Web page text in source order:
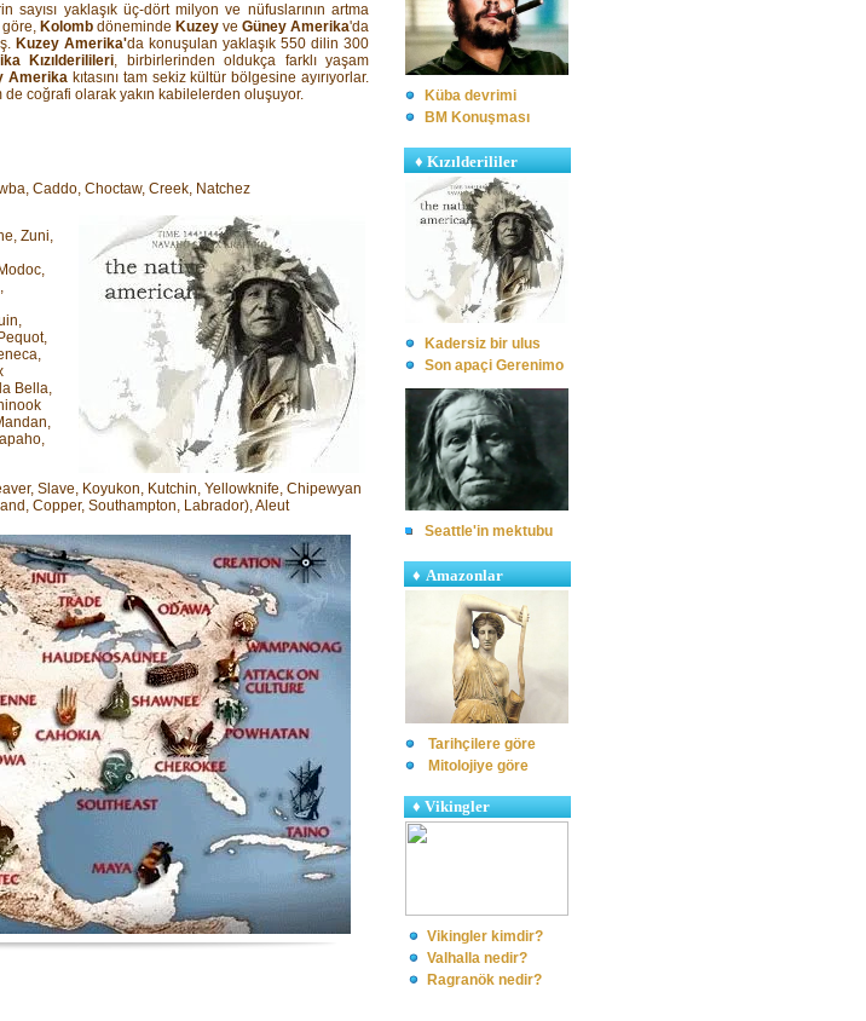
sayısı yaklaşık üç-dört milyon ve nüfuslarının artma
Kolomb döneminde Kuzey ve Güney Amerika'da
Kuzey Amerika'da konuşulan yaklaşık 550 dilin 300
Kızılderilileri, birbirlerinden oldukça farklı yaşam
Amerika kıtasını tam sekiz kültür bölgesine ayırıyorlar.
coğrafi olarak yakın kabilelerden oluşuyor.
Caddo, Choctaw, Creek, Natchez
Zuni,
Bella,
Slave, Koyukon, Kutchin, Yellowknife, Chipewyan
Copper, Southampton, Labrador), Aleut
Küba devrimi
BM Konuşması
♦ Kızılderililer
Kadersiz bir ulus
Son apaçi Gerenimo
Seattle'in mektubu
♦ Amazonlar
Tarihçilere göre
Mitolojiye göre
♦ Vikingler
Vikingler kimdir?
Valhalla nedir?
Ragranök nedir?